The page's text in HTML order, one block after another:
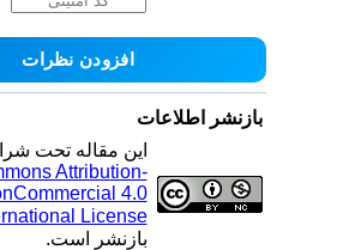
بازنشر اطلاعات
این مقاله تحت
Attribution-
4.0
License
بازنشر است.